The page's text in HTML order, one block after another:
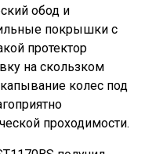
обод и
покрышки с
протектор
на скользком
колес под
проходимости.